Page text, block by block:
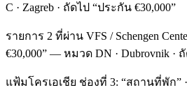
C · Zagreb · ถัดไป “ประกัน €30,000”
รายการ 2 ที่ผ่าน VFS / Schengen
€30,000” — หมวด DN · Dubrovnik ·
แฟ้มโครเอเชีย ช่องที่ 3: “สถานที่พัก”